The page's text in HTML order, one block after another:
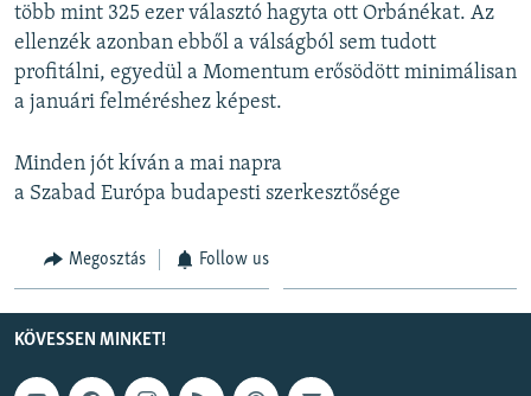
több mint 325 ezer választó hagyta ott Orbánékat. Az
ellenzék azonban ebből a válságból sem tudott
profitálni, egyedül a Momentum erősödött minimálisan
a januári felméréshez képest.
Minden jót kíván a mai napra
a Szabad Európa budapesti szerkesztősége
Megosztás Follow us
KÖVESSEN MINKET!